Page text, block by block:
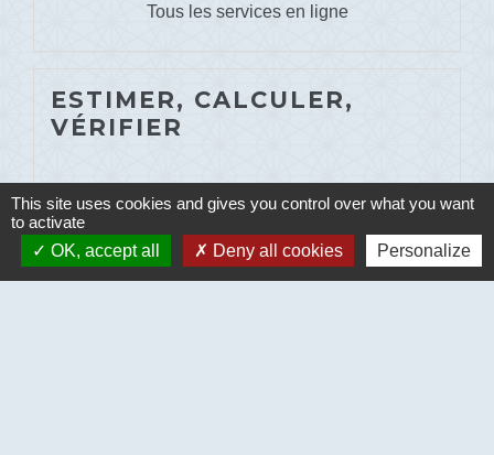
Tous les services en ligne
ESTIMER, CALCULER,
VÉRIFIER
This site uses cookies and gives you control over what you want
to activate
OK, accept all
Deny all cookies Personalize